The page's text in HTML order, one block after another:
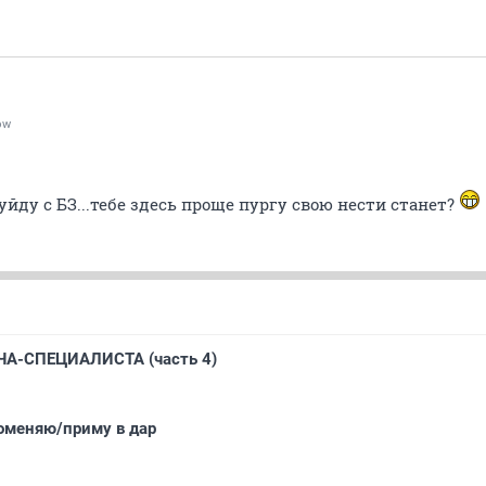
с БЗ...тебе здесь проще пургу свою нести станет?
СПЕЦИАЛИСТА (часть 4)
приму в дар